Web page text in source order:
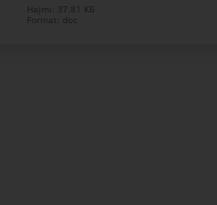
Hajmi: 37.81 КБ
Format: doc